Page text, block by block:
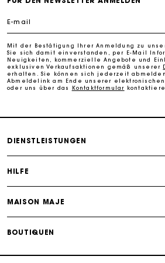
Kostenlose Umtausch &
Die Maje-Geschenkkarte: Die
perfekte Geschenk zu
E-mail
Mit der Bestätigung Ihrer Anmeldung zu
Sie sich damit einverstanden, per E-Mail
Neuigkeiten, kommerzielle Angebote und
exklusiven Verkaufsaktionen gemäß unserer
erhalten. Sie können sich jederzeit
Abmeldelink am Ende unserer
oder uns über das
Kontaktformular
DIENSTLEISTUNGEN
HILFE
MAISON MAJE
BOUTIQUEN